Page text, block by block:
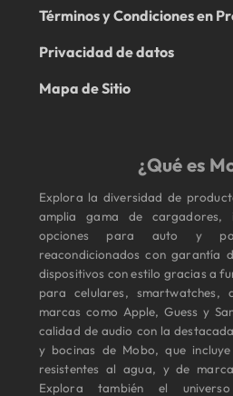
Términos y Condiciones en
Privacidad de datos
Mapa de Sitio
¿Qué es
Explora la diversidad de
amplia gama de cargadores,
opciones para auto y
reacondicionados con garantía
dispositivos con estilo gracias a
para celulares, smartwatches,
marcas como Apple, Guess y
calidad de audio con la
y bocinas de Mobo, que
resistentes al agua, y de
Explora también el